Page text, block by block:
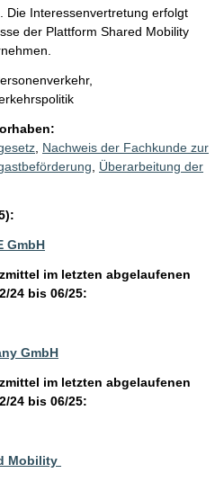
Die Interessenvertretung erfolgt
der Plattform Shared Mobility
Nachweis der Fachkunde zur
Überarbeitung der
GmbH
im letzten abgelaufenen
24 bis 06/25:
GmbH
im letzten abgelaufenen
24 bis 06/25:
Mobility